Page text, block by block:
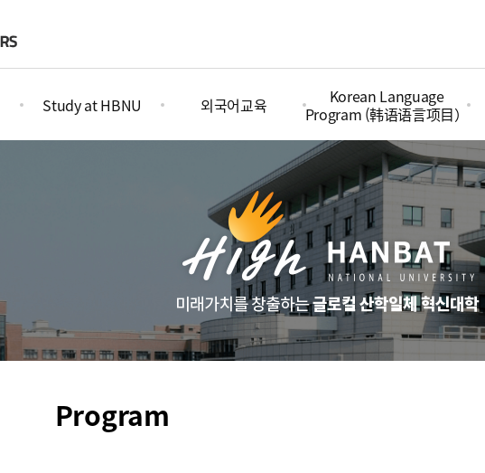
Study at HBNU 외국어교육
과정안내 및 (수강)신청
대회안내
Korean Language
Program (韩语语言项目）
Admission（入学指南）
VISA Info(D4) (签证信息)
Course（教育课程）
Program